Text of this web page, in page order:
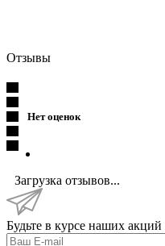
Отзывы
Нет оценок
Загрузка отзывов...
Будьте в курсе наших акций